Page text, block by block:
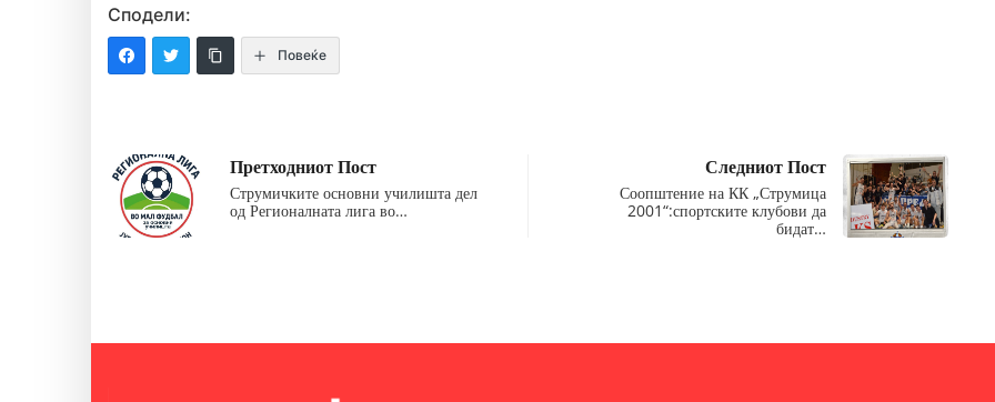
Сподели:
Повеќе
Претходниот Пост
Струмичките основни училишта дел
од Регионалната лига во…
Следниот Пост
Соопштение на КК „Струмица
2001“:спортските клубови да
бидат…